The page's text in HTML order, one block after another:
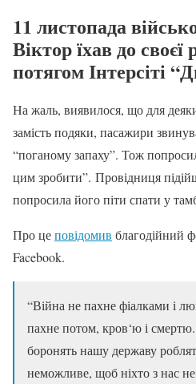
11 листопада
Віктор їхав до
потягом Інтерсіті
На жаль, виявилося, що для
замість подяки, пасажири
“поганому запаху”. Тож
цим зробити”. Провідниця
попросила його піти спати у
Про цеповідомив благодійний
Facebook.
“Війна не пахне фіалками і
пахне потом, кров‘ю і смертю.
боронять нашу державу
неможливе, щоб ніхто з нас